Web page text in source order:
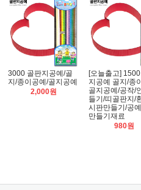
3000 골판지공예/골
지/종이공예/골지공예
2,000원
[오늘출고]
지공예 골지/종
골지공예/공작/
들기/띠골판지/
시판만들기/공
만들기재료
980원